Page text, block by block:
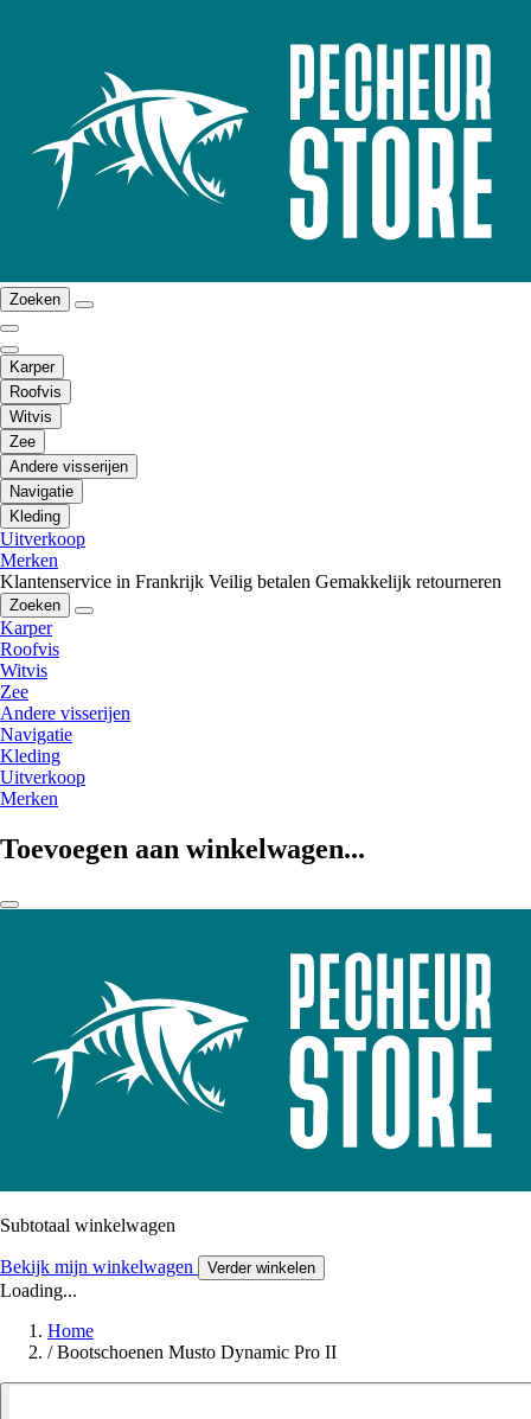
Zoeken
Karper
Roofvis
Witvis
Zee
Andere visserijen
Navigatie
Kleding
Uitverkoop
Merken
Klantenservice in Frankrijk Veilig betalen Gemakkelijk retourneren
Zoeken
Karper
Roofvis
Witvis
Zee
Andere visserijen
Navigatie
Kleding
Uitverkoop
Merken
Toevoegen aan winkelwagen...
Subtotaal winkelwagen
Bekijk mijn winkelwagen Verder winkelen
Loading...
Home
/ Bootschoenen Musto Dynamic Pro II